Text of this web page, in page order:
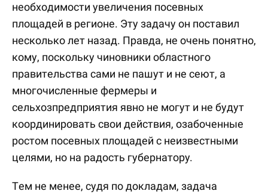
необходимости увеличения посевных
площадей в регионе. Эту задачу он поставил
несколько лет назад. Правда, не очень понятно,
кому, поскольку чиновники областного
правительства сами не пашут и не сеют, а
многочисленные фермеры и
сельхозпредприятия явно не могут и не будут
координировать свои действия, озабоченные
ростом посевных площадей с неизвестными
целями, но на радость губернатору.
Тем не менее, судя по докладам, задача